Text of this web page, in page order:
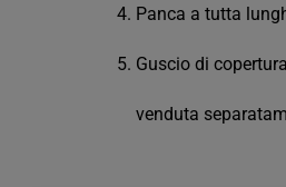
Panca a tutta
Guscio di
venduta